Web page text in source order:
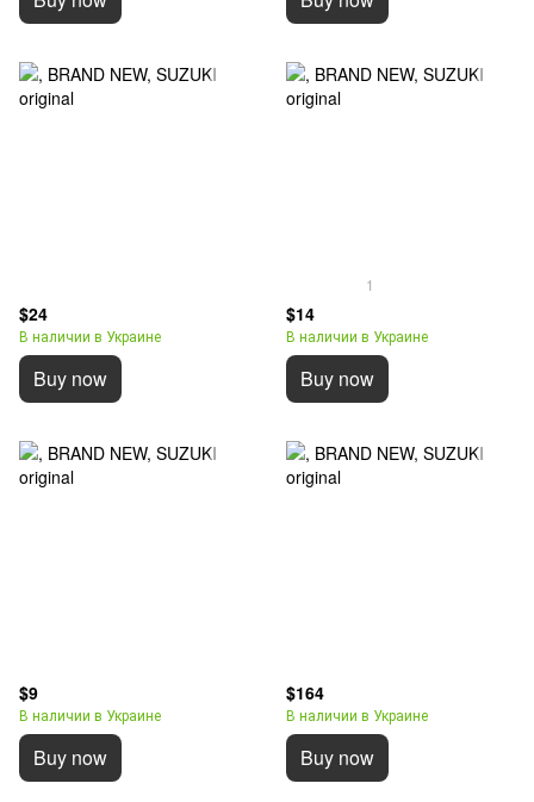
$24
В наличии в Украине
Buy now
1
$14
В наличии в Украине
Buy now
$9
В наличии в Украине
Buy now
$164
В наличии в Украине
Buy now